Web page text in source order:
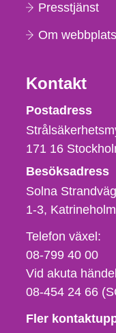
Presstjänst
Om
Kontakt
Postadress
171 16
Besöksadress
Solna
1-3 Katrineholm
Telefon,
fax
och
e-
Telefon växel:
08-799 40 00
Vid akuta
08-454 24 66
Fler